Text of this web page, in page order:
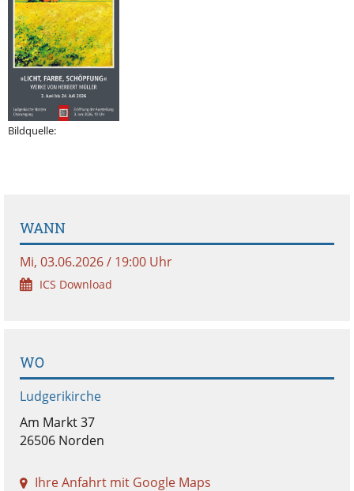
Bildquelle:
WANN
Mi, 03.06.2026 / 19:00 Uhr
ICS Download
WO
Ludgerikirche
Am Markt 37
26506 Norden
Ihre Anfahrt mit Google Maps